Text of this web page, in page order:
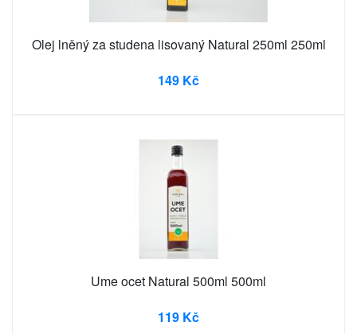
Olej lněný za studena lisovaný Natural 250ml 250ml
149 Kč
Ume ocet Natural 500ml 500ml
119 Kč